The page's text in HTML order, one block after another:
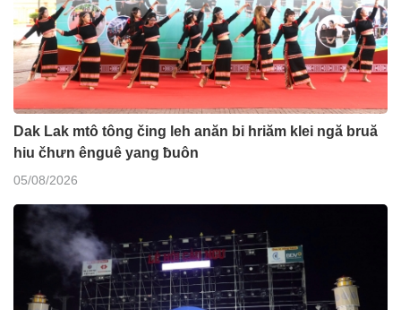
Dak Lak mtô tông čing leh anăn bi hriăm klei ngă bruă
hiu čhưn ênguê yang ƀuôn
05/08/2026